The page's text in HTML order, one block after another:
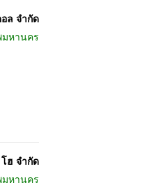
ล จำกัด
มหานคร
ฮ จำกัด
มหานคร